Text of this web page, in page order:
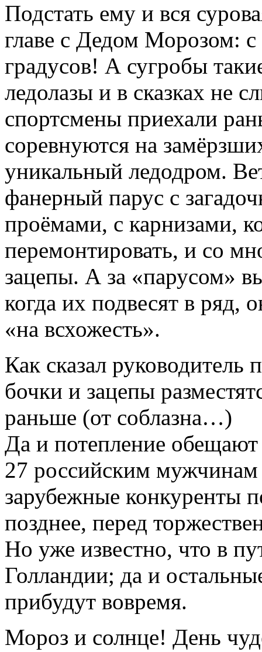
Подстать ему и вся
главе с Дедом Морозом:
градусов! А сугробы
ледолазы и в сказках не
спортсмены приехали
соревнуются на
уникальный ледодром.
фанерный парус с
проёмами, с карнизами,
перемонтировать, и со
зацепы. А за «парусом»
когда их подвесят в ряд,
«на всхожесть».
Как сказал руководитель
бочки и зацепы
раньше (от соблазна…)
Да и потепление
27 российским
зарубежные конкуренты
позднее, перед
Но уже известно, что в
Голландии; да и
прибудут вовремя.
Мороз и солнце! День